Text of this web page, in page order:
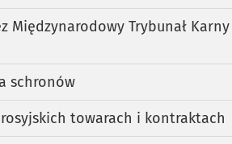
Trybunał Karny
schronów
towarach i kontraktach